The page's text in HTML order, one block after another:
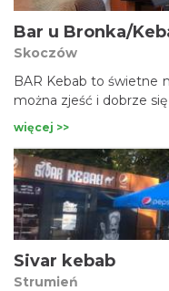
Bar u Bronka/
Skoczów
BAR Kebab to świetne
można zjeść i dobrze się
więcej >>
Sivar kebab
Strumień